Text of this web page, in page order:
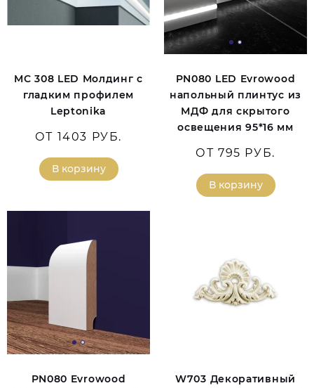
MC 308 LED Молдинг с
гладким профилем
Leptonika
ОТ 1403 РУБ.
В корзину
PN080 LED Evrowood
напольный плинтус из
МДФ для скрытого
освещения 95*16 мм
ОТ 795 РУБ.
В корзину
PN080 Evrowood
W703 Декоративный